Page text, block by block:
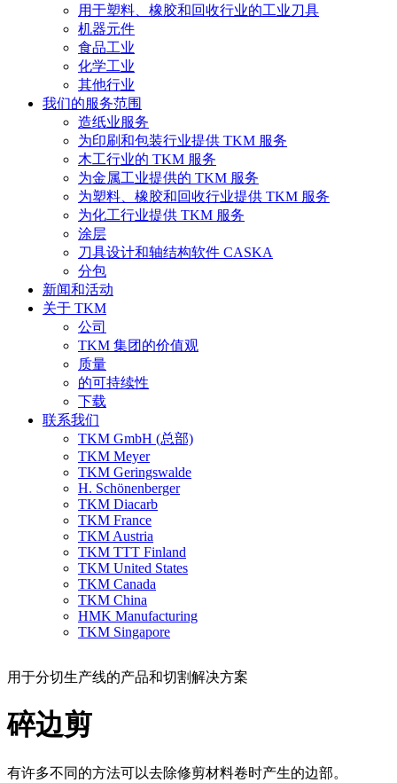
用于塑料、橡胶和回收行业的工业刀具
机器元件
食品工业
化学工业
其他行业
我们的服务范围
造纸业服务
为印刷和包装行业提供 TKM 服务
木工行业的 TKM 服务
为金属工业提供的 TKM 服务
为塑料、橡胶和回收行业提供 TKM 服务
为化工行业提供 TKM 服务
涂层
刀具设计和轴结构软件 CASKA
分包
新闻和活动
关于 TKM
公司
TKM 集团的价值观
质量
的可持续性
下载
联系我们
TKM GmbH (总部)
TKM Meyer
TKM Geringswalde
H. Schönenberger
TKM Diacarb
TKM France
TKM Austria
TKM TTT Finland
TKM United States
TKM Canada
TKM China
HMK Manufacturing
TKM Singapore
用于分切生产线的产品和切割解决方案
碎边剪
有许多不同的方法可以去除修剪材料卷时产生的边部。